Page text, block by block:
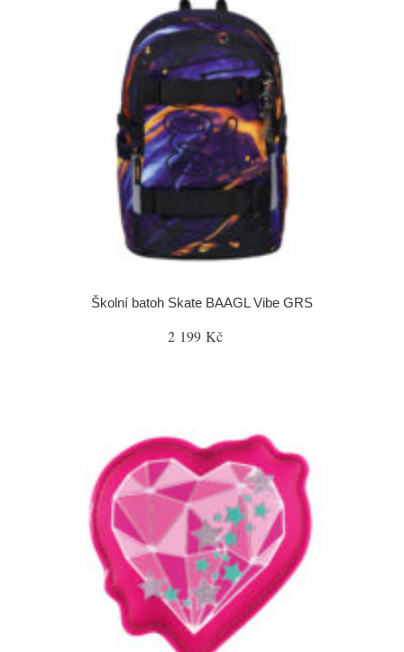
Školní batoh Skate BAAGL Vibe GRS
2 199 Kč